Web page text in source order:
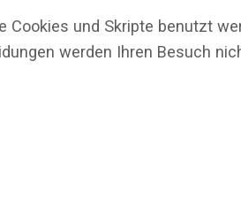
und Skripte benutzt
werden Ihren Besuch